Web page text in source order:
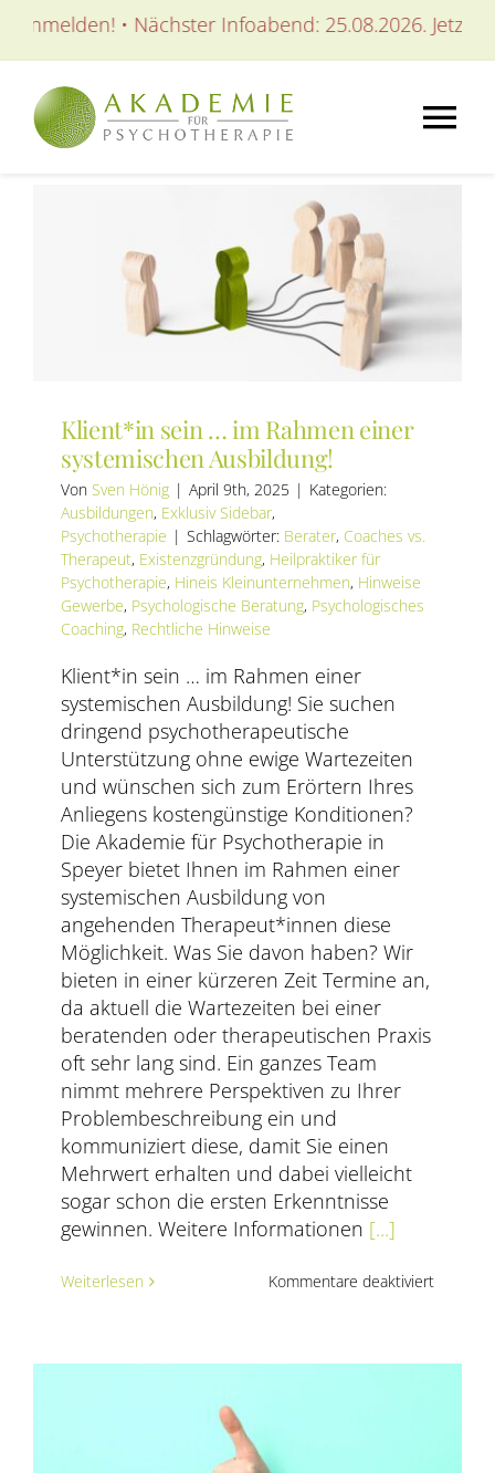
Inhalt
springen
• Nächster Infoabend: 25.08.2026. Jetzt
AUSBILDUNGEN
SEMINARE / KURSE
AKTUELLES
SERVICE
SUCHE
Klient*in sein … im Rahmen einer
systemischen Ausbildung!
Von Sven Hönig | April 9th, 2025 | Kategorien:
Ausbildungen, Exklusiv Sidebar,
Psychotherapie | Schlagwörter: Berater, Coaches vs.
Therapeut, Existenzgründung, Heilpraktiker für
Psychotherapie, Hineis Kleinunternehmen, Hinweise
Gewerbe, Psychologische Beratung, Psychologisches
Coaching, Rechtliche Hinweise
Klient*in sein … im Rahmen einer
systemischen Ausbildung! Sie suchen
dringend psychotherapeutische
Unterstützung ohne ewige Wartezeiten
und wünschen sich zum Erörtern Ihres
Anliegens kostengünstige Konditionen?
Die Akademie für Psychotherapie in
Speyer bietet Ihnen im Rahmen einer
systemischen Ausbildung von
angehenden Therapeut*innen diese
Möglichkeit. Was Sie davon haben? Wir
bieten in einer kürzeren Zeit Termine an,
da aktuell die Wartezeiten bei einer
beratenden oder therapeutischen Praxis
oft sehr lang sind. Ein ganzes Team
nimmt mehrere Perspektiven zu Ihrer
Problembeschreibung ein und
kommuniziert diese, damit Sie einen
Mehrwert erhalten und dabei vielleicht
sogar schon die ersten Erkenntnisse
gewinnen. Weitere Informationen [...]
Weiterlesen Kommentare deaktiviertfür
im